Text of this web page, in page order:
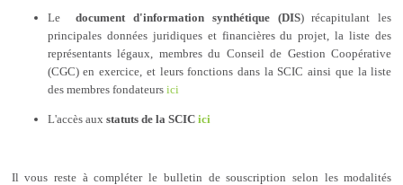
Ledocument d'information synthétique (DIS) récapitulant les
principales données juridiques et financières du projet, la liste des
représentants légaux, membres du Conseil de Gestion Coopérative
(CGC) en exercice, et leurs fonctions dans la SCIC ainsi que la liste
des membres fondateurs ici
L'accès aux statuts de la SCICici
Il vous reste à compléter le bulletin de souscription selon les modalités